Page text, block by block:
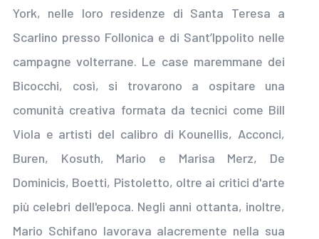
York, nelle loro residenze di Santa Teresa a
Scarlino presso Follonica e di Sant’Ippolito nelle
campagne volterrane. Le case maremmane dei
Bicocchi, così, si trovarono a ospitare una
comunità creativa formata da tecnici come Bill
Viola e artisti del calibro di Kounellis, Acconci,
Buren, Kosuth, Mario e Marisa Merz, De
Dominicis, Boetti, Pistoletto, oltre ai critici d'arte
più celebri dell'epoca. Negli anni ottanta, inoltre,
Mario Schifano lavorava alacremente nella sua